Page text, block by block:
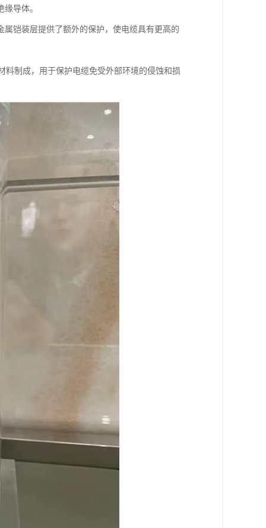
导体。
铠装层提供了额外的保护，使电缆具有更高的
料制成，用于保护电缆免受外部环境的侵蚀和损